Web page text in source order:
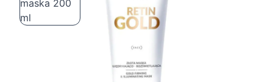
Farmona retin gold zpevňující a
rozjasňující maska 200 ml